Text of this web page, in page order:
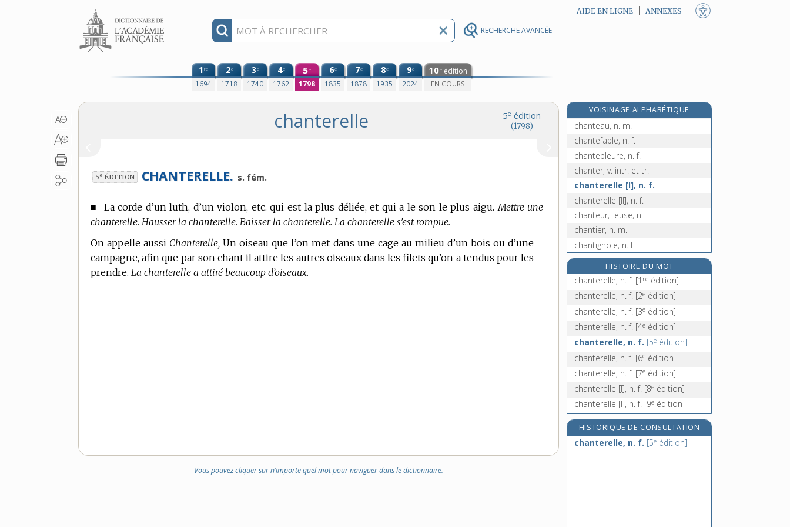
RECHERCHE AVANCÉE
Aller au contenu AIDE EN LIGNE ANNEXES
1re
1694
2e
1718
3e
1740
4e
1762
5e
1798
6e
1835
7e
1878
8e
1935
9e
2024
10e édition
EN COURS
5e édition
(1798)
chanterelle
5e ÉDITION CHANTERELLE. s. fém.
■ La corde d’un luth, d’un violon, etc. qui est la plus déliée, et qui a le son le plus aigu. Mettre une
chanterelle. Hausser la chanterelle. Baisser la chanterelle. La chanterelle s’est rompue.
On appelle aussi Chanterelle, Un oiseau que l’on met dans une cage au milieu d’un bois ou d’une
campagne, afin que par son chant il attire les autres oiseaux dans les filets qu’on a tendus pour les
prendre. La chanterelle a attiré beaucoup d’oiseaux.
Vous pouvez cliquer sur n’importe quel mot pour naviguer dans le dictionnaire.
VOISINAGE ALPHABÉTIQUE
chantant, -ante, adj.
chanteau, n. m.
chantefable, n. f.
chantepleure, n. f.
chanter, v. intr. et tr.
chanterelle [I], n. f.
chanterelle [II], n. f.
chanteur, -euse, n.
chantier, n. m.
chantignole, n. f.
chantoir, n. m.
chantonnement, n. m.
chantournage, n. m.
HISTOIRE DU MOT
chanterelle, n. f. [1 re édition]
chanterelle, n. f. [2e édition]
chanterelle, n. f. [3e édition]
chanterelle, n. f. [4e édition]
chanterelle, n. f. [5e édition]
chanterelle, n. f. [6e édition]
chanterelle, n. f. [7e édition]
chanterelle [I], n. f. [8e édition]
chanterelle [I], n. f. [9e édition]
HISTORIQUE DE CONSULTATION
chanterelle, n. f. [5e édition]